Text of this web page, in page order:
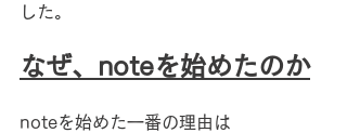
した。
なぜ、noteを始めたのか
noteを始めた一番の理由は